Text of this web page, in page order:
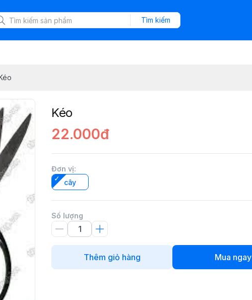
Tìm kiếm
Kéo
22.000đ
Đơn vị:
cây
Số lượng
Thêm giỏ hàng Mua ngay